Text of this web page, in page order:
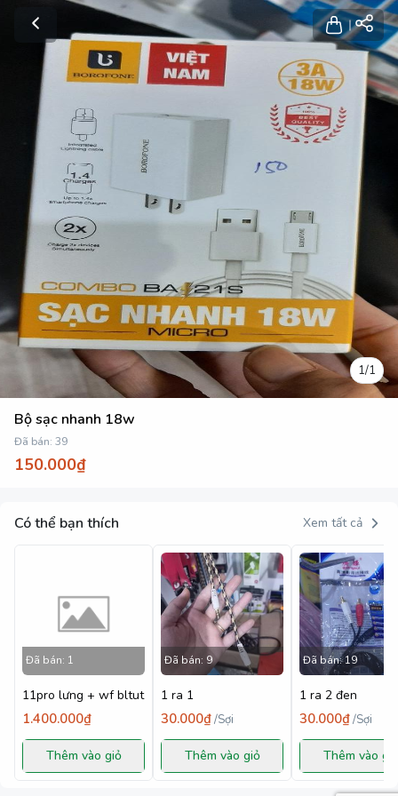
1/1
Bộ sạc nhanh 18w
Đã bán: 39
150.000₫
Có thể bạn thích Xem tất cả
Đã bán: 1
11pro lưng + wf bltut
1.400.000₫
Thêm vào giỏ
Đã bán: 9
1 ra 1
30.000₫/Sợi
Thêm vào giỏ
Đã bán:19
1 ra 2 đen
30.000₫/Sợi
Thêm vào giỏ